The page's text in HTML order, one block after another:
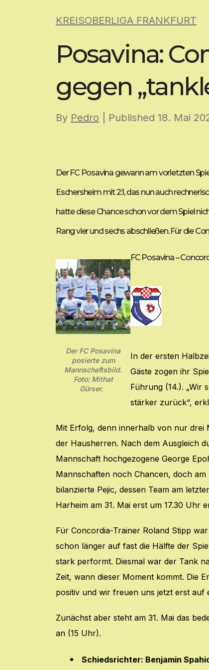
KREISOBERLIGA FRANKFURT
Posavina:
gegen
By Pedro | Published 18. Mai
Der FC Posavina gewann am vorletzten
Eschersheim mit 2:1, das nun auch
hatte diese Chance schon vor dem Spiel
Rang vier und sechs abschließen. Für die
Der FC Posavina
posierte zum
Mannschaftsbild.
Foto: Mithat
Gürser.
FC Posavina –
In der ersten
Gäste zogen ihr
Führung (14.). „Wir
stärker zurück“,
Mit Erfolg, denn innerhalb von nur drei
der Hausherren. Nach dem Ausgleich
Mannschaft hochgezogene George
Mannschaften noch Chancen, doch am
bilanzierte Pejic, dessen Team am
Harheim am 31. Mai erst um 17.30 Uhr
Für Concordia-Trainer Roland Stipp
schon länger auf fast die Hälfte der
stark performt. Diesmal war der Tank
Zeit, wann dieser Moment kommt. Die
positiv und wir freuen uns jetzt erst auf
Zunächst aber steht am 31. Mai das
an (15 Uhr).
Schiedsrichter: Benjamin